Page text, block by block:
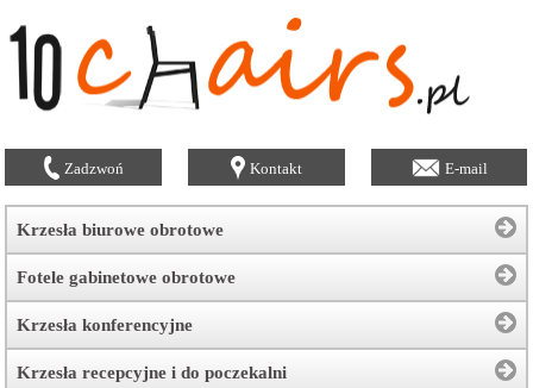
Zadzwoń Kontakt E-mail
Krzesła biurowe obrotowe
Fotele gabinetowe obrotowe
Krzesła konferencyjne
Krzesła recepcyjne i do poczekalni